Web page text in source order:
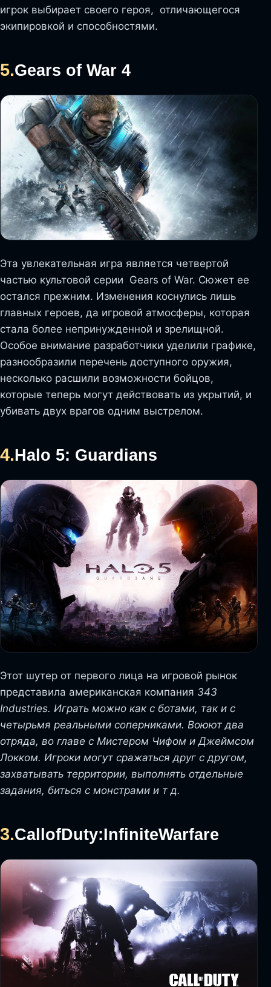
игрок выбирает своего героя, отличающегося
экипировкой и способностями.
5.Gears of War 4
Эта увлекательная игра является четвертой
частью культовой серии Gears of War. Сюжет ее
остался прежним. Изменения коснулись лишь
главных героев, да игровой атмосферы, которая
стала более непринужденной и зрелищной.
Особое внимание разработчики уделили графике,
разнообразили перечень доступного оружия,
несколько расшили возможности бойцов,
которые теперь могут действовать из укрытий, и
убивать двух врагов одним выстрелом.
4.Halo 5: Guardians
Этот шутер от первого лица на игровой рынок
представила американская компания 343
Industries. Играть можно как с ботами, так и с
четырьмя реальными соперниками. Воюют два
отряда, во главе с Мистером Чифом и Джеймсом
Локком. Игроки могут сражаться друг с другом,
захватывать территории, выполнять отдельные
задания, биться с монстрами и т д.
3.Call ofDuty:InfiniteWarfare